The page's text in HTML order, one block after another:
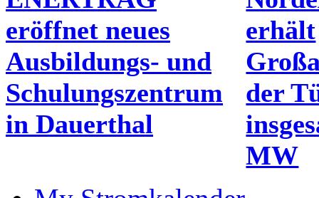
eröffnet neues
Ausbildungs- und
Schulungszentrum
in Dauerthal
erhält
der
MW